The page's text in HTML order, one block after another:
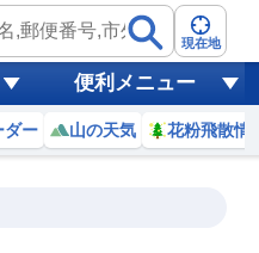
現在地
便利メニュー
ダー 山の天気 花粉飛散情報